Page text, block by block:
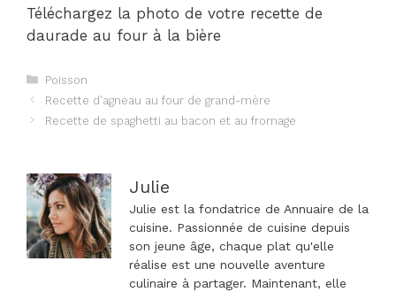
Téléchargez la photo de votre recette de
daurade au four à la bière
Catégories
Poisson
Navigation
des
Recette d'agneau au four de grand-mère
Recette de spaghetti au bacon et au fromage
Julie
Julie est la fondatrice de Annuaire de la
cuisine. Passionnée de cuisine depuis
son jeune âge, chaque plat qu'elle
réalise est une nouvelle aventure
culinaire à partager. Maintenant, elle